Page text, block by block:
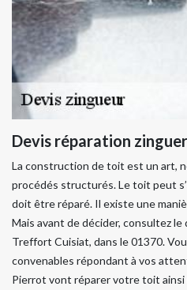
Devis réparation
La construction de toit est un art,
procédés structurés. Le toit peut
doit être réparé. Il existe une
Mais avant de décider, consultez
Treffort Cuisiat, dans le 01370.
convenables répondant à vos
Pierrot vont réparer votre toit ainsi